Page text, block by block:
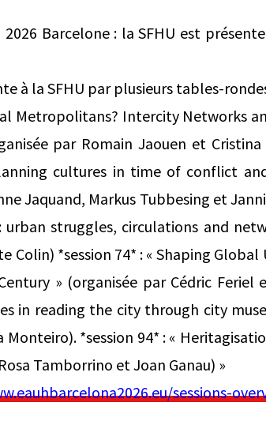
2026 Barcelone : la SFHU est
à la SFHU par plusieurs tables-
Metropolitans? Intercity Networks
par Romain Jaouen et
cultures in time of conflict
Jaquand, Markus Tubbesing et
struggles, circulations and
Colin) *session 74* : « Shaping
» (organisée par Cédric Feriel
in reading the city through city
Monteiro). *session 94* : «
Tamborrino et Joan Ganau) »
sessions-